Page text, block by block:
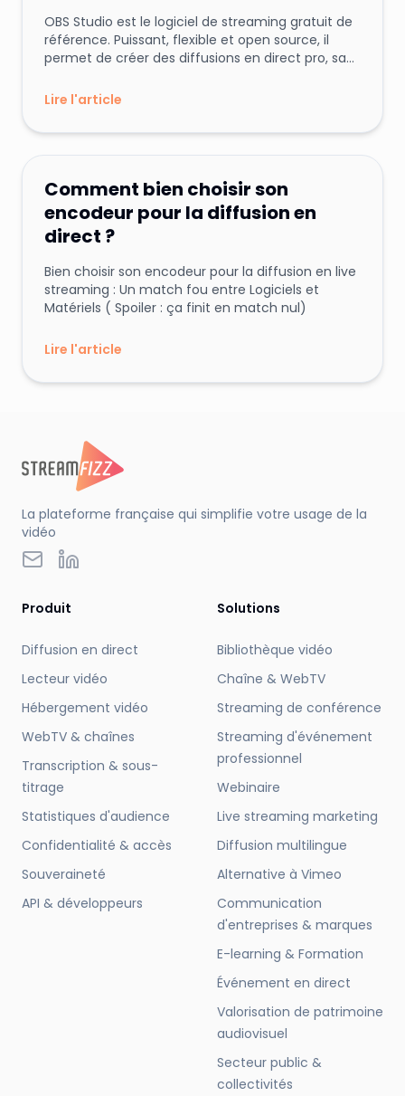
OBS Studio est le logiciel de streaming gratuit de
référence. Puissant, flexible et open source, il
permet de créer des diffusions en direct pro, sans
Lire l'article
T Team Streamfizz 13 mai 2025
Comment bien choisir son
encodeur pour la diffusion en
direct ?
Bien choisir son encodeur pour la diffusion en live
streaming : Un match fou entre Logiciels et
Matériels ( Spoiler : ça finit en match nul)
Lire l'article
La plateforme française qui simplifie votre usage de la
vidéo
Email
LinkedIn
Produit
Diffusion en direct
Lecteur vidéo
Hébergement vidéo
WebTV & chaînes
Transcription & sous-
titrage
Statistiques d'audience
Confidentialité & accès
Souveraineté
API & développeurs
Solutions
Bibliothèque vidéo
Chaîne & WebTV
Streaming de conférence
Streaming d'événement
professionnel
Webinaire
Live streaming marketing
Diffusion multilingue
Alternative à Vimeo
Communication
d'entreprises & marques
E-learning & Formation
Événement en direct
Valorisation de patrimoine
audiovisuel
Secteur public &
collectivités